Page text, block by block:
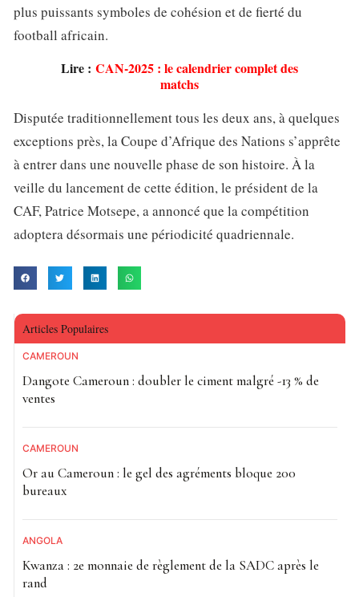
plus puissants symboles de cohésion et de fierté du
football africain.
Lire : CAN-2025 : le calendrier complet des
matchs
Disputée traditionnellement tous les deux ans, à quelques
exceptions près, la Coupe d’Afrique des Nations s’apprête
à entrer dans une nouvelle phase de son histoire. À la
veille du lancement de cette édition, le président de la
CAF, Patrice Motsepe, a annoncé que la compétition
adoptera désormais une périodicité quadriennale.
Articles Populaires
CAMEROUN
Dangote Cameroun : doubler le ciment malgré -13 % de
ventes
CAMEROUN
Or au Cameroun : le gel des agréments bloque 200
bureaux
ANGOLA
Kwanza : 2e monnaie de règlement de la SADC après le
rand